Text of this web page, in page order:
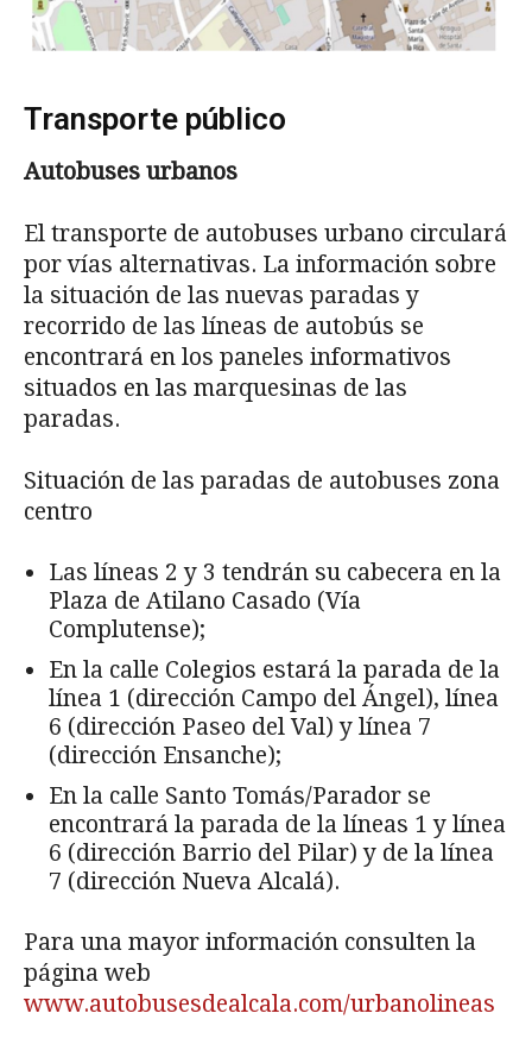
Transporte público
Autobuses urbanos
El transporte de autobuses urbano circulará
por vías alternativas. La información sobre
la situación de las nuevas paradas y
recorrido de las líneas de autobús se
encontrará en los paneles informativos
situados en las marquesinas de las
paradas.
Situación de las paradas de autobuses zona
centro
Las líneas 2 y 3 tendrán su cabecera en la
Plaza de Atilano Casado (Vía
Complutense);
En la calle Colegios estará la parada de la
línea 1 (dirección Campo del Ángel), línea
6 (dirección Paseo del Val) y línea 7
(dirección Ensanche);
En la calle Santo Tomás/Parador se
encontrará la parada de la líneas 1 y línea
6 (dirección Barrio del Pilar) y de la línea
7 (dirección Nueva Alcalá).
Para una mayor información consulten la
página web
www.autobusesdealcala.com/urbanolineas